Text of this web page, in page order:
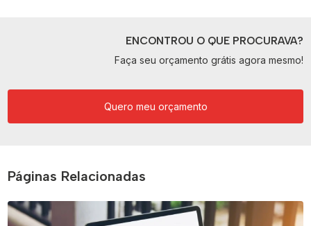
ENCONTROU O QUE PROCURAVA?
Faça seu orçamento grátis agora mesmo!
Quero meu orçamento
Páginas Relacionadas